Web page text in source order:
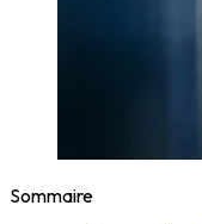
Sommaire